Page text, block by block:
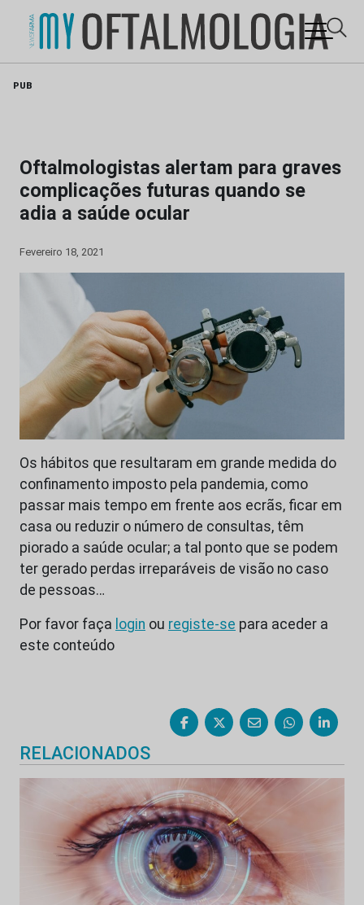
PUB
Oftalmologistas alertam para graves
complicações futuras quando se
adia a saúde ocular
Fevereiro 18, 2021
Os hábitos que resultaram em grande medida do
confinamento imposto pela pandemia, como
passar mais tempo em frente aos ecrãs, ficar em
casa ou reduzir o número de consultas, têm
piorado a saúde ocular; a tal ponto que se podem
ter gerado perdas irreparáveis de visão no caso
de pessoas…
Por favor faça login ou registe-se para aceder a
este conteúdo
RELACIONADOS